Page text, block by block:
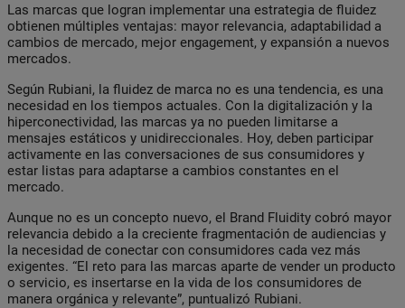
Las marcas que logran implementar una estrategia de fluidez
obtienen múltiples ventajas: mayor relevancia, adaptabilidad a
cambios de mercado, mejor engagement, y expansión a nuevos
mercados.
Según Rubiani, la fluidez de marca no es una tendencia, es una
necesidad en los tiempos actuales. Con la digitalización y la
hiperconectividad, las marcas ya no pueden limitarse a
mensajes estáticos y unidireccionales. Hoy, deben participar
activamente en las conversaciones de sus consumidores y
estar listas para adaptarse a cambios constantes en el
mercado.
Aunque no es un concepto nuevo, el Brand Fluidity cobró mayor
relevancia debido a la creciente fragmentación de audiencias y
la necesidad de conectar con consumidores cada vez más
exigentes. “El reto para las marcas aparte de vender un producto
o servicio, es insertarse en la vida de los consumidores de
manera orgánica y relevante”, puntualizó Rubiani.